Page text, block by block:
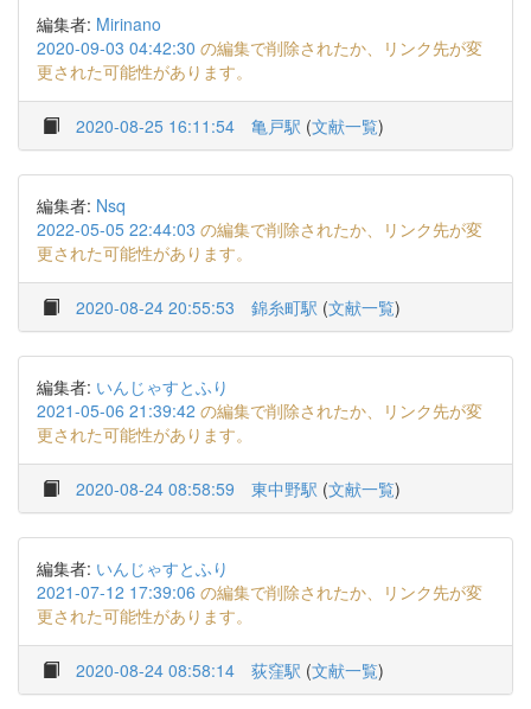
編集者: Mirinano
2020-09-03 04:42:30 の編集で削除されたか、リンク先が変
更された可能性があります。
2020-08-25 16:11:54 亀戸駅 (文献一覧)
編集者: Nsq
2022-05-05 22:44:03 の編集で削除されたか、リンク先が変
更された可能性があります。
2020-08-24 20:55:53 錦糸町駅 (文献一覧)
編集者: いんじゃすとふり
2021-05-06 21:39:42 の編集で削除されたか、リンク先が変
更された可能性があります。
2020-08-24 08:58:59 東中野駅 (文献一覧)
編集者: いんじゃすとふり
2021-07-12 17:39:06 の編集で削除されたか、リンク先が変
更された可能性があります。
2020-08-24 08:58:14 荻窪駅 (文献一覧)